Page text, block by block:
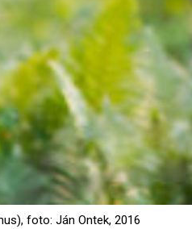
foto: Ján Ontek, 2016